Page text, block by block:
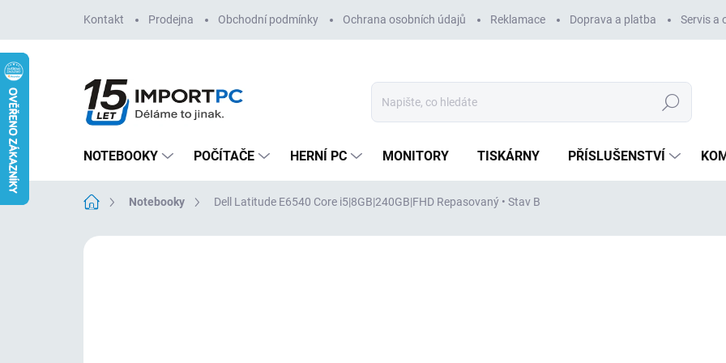
obsah
Kontakt Prodejna Obchodní podmínky Ochrana osobních údajů Reklamace Doprava a platba Servis a
Hledat
NOTEBOOKY POČÍTAČE HERNÍ PC MONITORY TISKÁRNY PŘÍSLUŠENSTVÍ
Domů Notebooky Dell Latitude E6540 Core i5|8GB|240GB|FHD Repasovaný • Stav B